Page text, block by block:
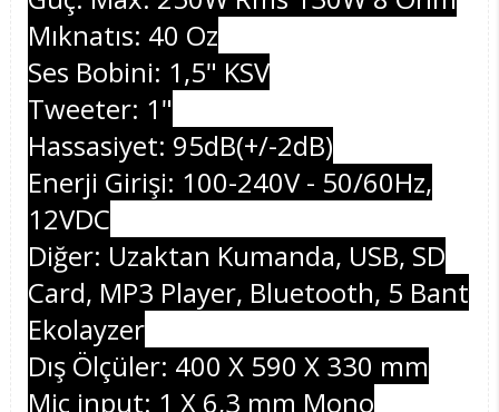
Mıknatıs: 40 Oz
Ses Bobini: 1,5" KSV
Tweeter: 1"
Hassasiyet: 95dB(+/-2dB)
Enerji Girişi: 100-240V - 50/60Hz,
12VDC
Diğer: Uzaktan Kumanda, USB, SD
Card, MP3 Player, Bluetooth, 5 Bant
Ekolayzer
Dış Ölçüler: 400 X 590 X 330 mm
Mic input: 1 X 6,3 mm Mono